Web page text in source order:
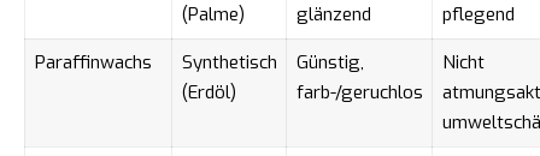
(Palme)
glänzend
pflegend
Paraffinwachs
Synthetisch
(Erdöl)
Günstig,
farb-/geruchlos
Nicht